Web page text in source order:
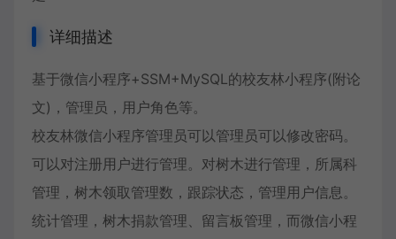
详细描述
基于微信小程序+SSM+MySQL的校友林小程序(附论
文)，管理员，用户角色等。
校友林微信小程序管理员可以管理员可以修改密码。
可以对注册用户进行管理。对树木进行管理，所属科
管理，树木领取管理数，跟踪状态，管理用户信息。
统计管理，树木捐款管理、留言板管理，而微信小程